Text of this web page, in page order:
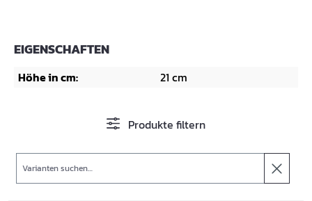
EIGENSCHAFTEN
Höhe in cm: 21 cm
Produkte filtern